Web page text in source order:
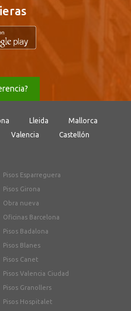
Lleida
Mallorca
Valencia
Castellón
Pisos Esparreguera
Pisos Girona
Obra nueva
Oficinas Barcelona
Pisos Badalona
Pisos Blanes
Pisos Canet
Pisos Valencia Ciudad
Pisos Granollers
Pisos Hospitalet